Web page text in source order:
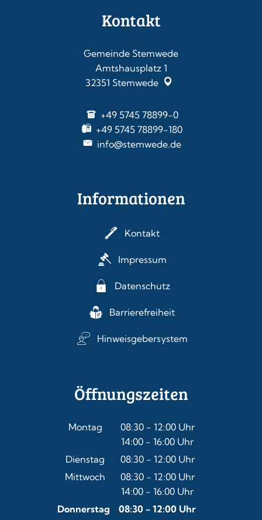
Kontakt
Gemeinde Stemwede
Amtshausplatz 1
32351 Stemwede
+49 5745 78899-0
+49 5745 78899-180
info@stemwede.de
Informationen
Kontakt
Impressum
Datenschutz
Barrierefreiheit
Hinweisgebersystem
Öffnungszeiten
Montag 08:30- 12:00Uhr
Von 08:30 bis 12:00 Uhr
14:00 - 16:00 Uhr
Von 14:00 bis 16:00 Uhr
Dienstag 08:30- 12:00Uhr
Von 08:30 bis 12:00 Uhr
Mittwoch 08:30- 12:00Uhr
Von 08:30 bis 12:00 Uhr
14:00 - 16:00 Uhr
Von 14:00 bis 16:00 Uhr
Donnerstag 08:30 - 12:00 Uhr